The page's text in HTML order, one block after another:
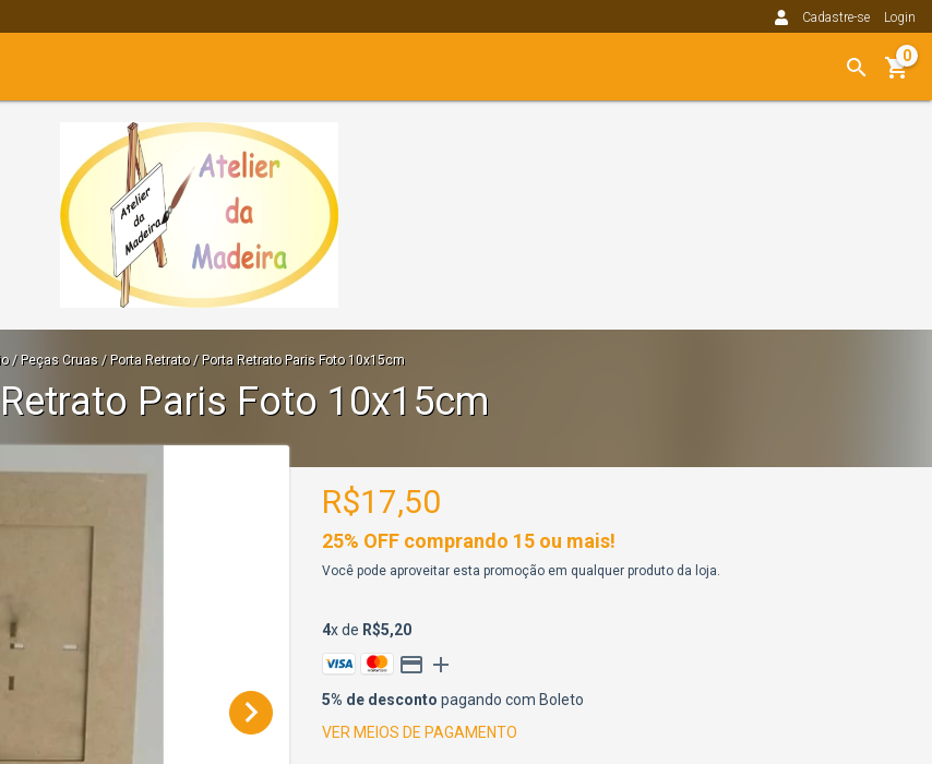
Cadastre-se Login
0
/ Peças Cruas / Porta Retrato / Porta Retrato Paris Foto 10x15cm
Paris Foto 10x15cm
R$17,50
25% OFF comprando 15 ou mais!
Você pode aproveitar esta promoção em qualquer produto da loja.
4x de R$5,20
5% de desconto pagando com Boleto
VER MEIOS DE PAGAMENTO